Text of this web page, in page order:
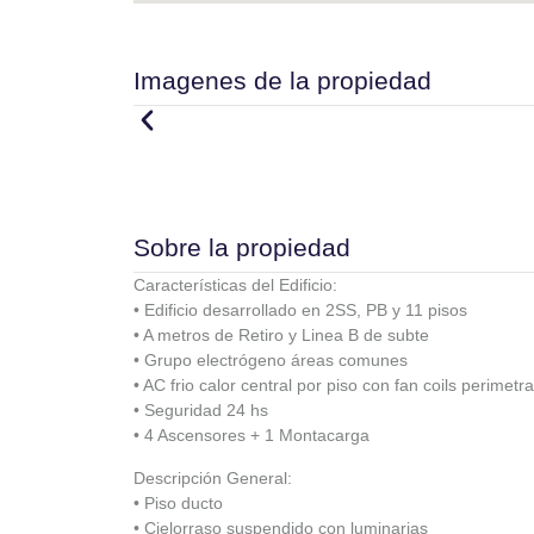
Imagenes de la propiedad
Sobre la propiedad
Características del Edificio:
• Edificio desarrollado en 2SS, PB y 11 pisos
• A metros de Retiro y Linea B de subte
• Grupo electrógeno áreas comunes
• AC frio calor central por piso con fan coils
• Seguridad 24 hs
• 4 Ascensores + 1 Montacarga
Descripción General:
• Piso ducto
• Cielorraso suspendido con luminarias